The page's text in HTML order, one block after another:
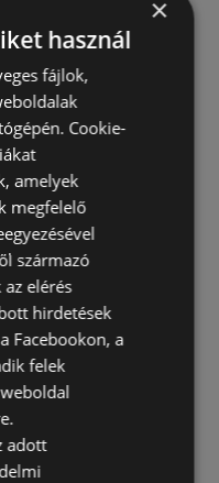
×
használ
fájlok,
Cookie-
amelyek
megfelelő
származó
elérés
hirdetések
Facebookon, a
felek
adott